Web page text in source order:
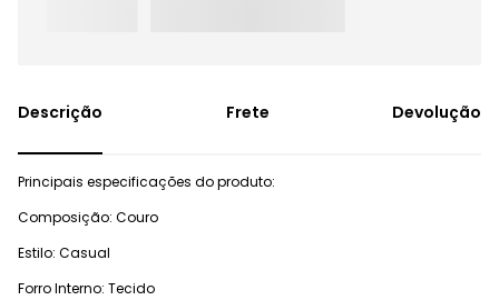
Frete Devolução
Principais especificações do produto:
Composição: Couro
Estilo: Casual
Forro Interno: Tecido